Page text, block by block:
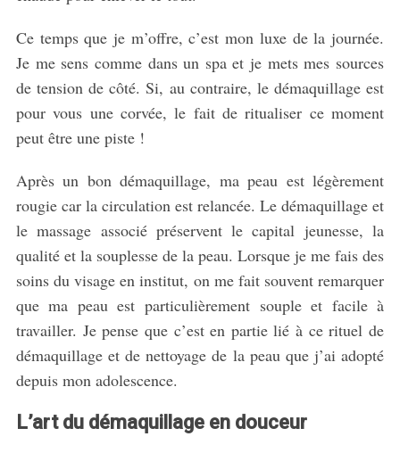
Ce temps que je m’offre, c’est mon luxe de la journée.
Je me sens comme dans un spa et je mets mes sources
de tension de côté. Si, au contraire, le démaquillage est
pour vous une corvée, le fait de ritualiser ce moment
peut être une piste !
Après un bon démaquillage, ma peau est légèrement
rougie car la circulation est relancée. Le démaquillage et
le massage associé préservent le capital jeunesse, la
qualité et la souplesse de la peau. Lorsque je me fais des
soins du visage en institut, on me fait souvent remarquer
que ma peau est particulièrement souple et facile à
travailler. Je pense que c’est en partie lié à ce rituel de
démaquillage et de nettoyage de la peau que j’ai adopté
depuis mon adolescence.
L’art du démaquillage en douceur